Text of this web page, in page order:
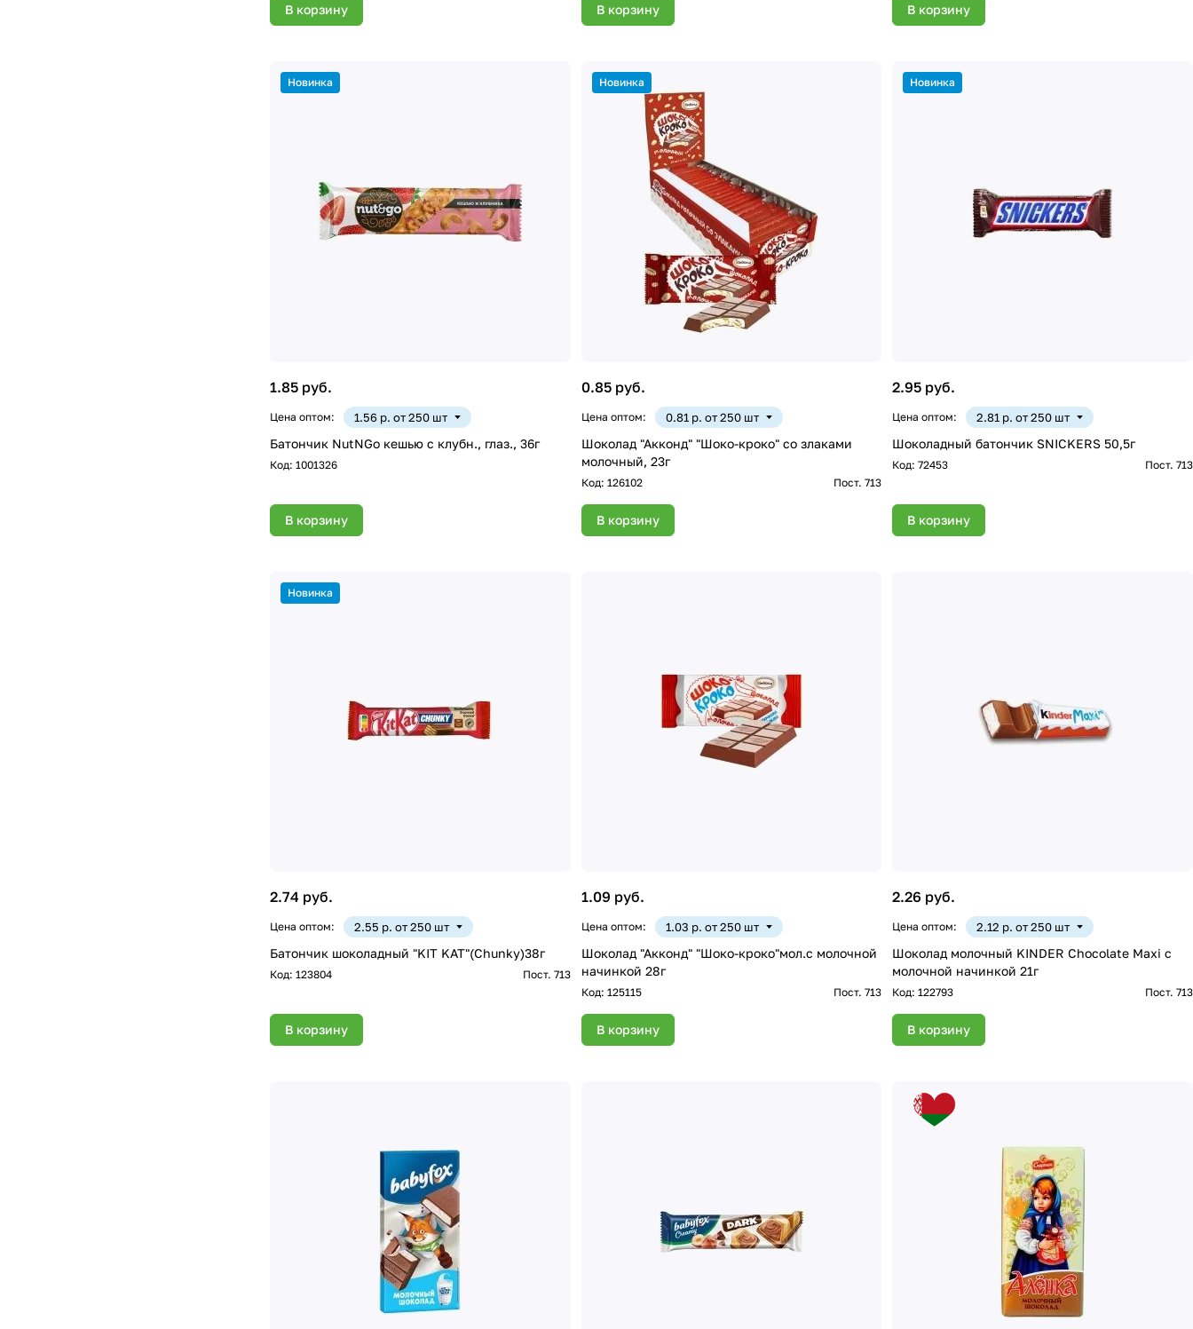
В корзину В корзину В корзину
Новинка
1.85 руб.
Цена оптом: 1.56 р. от 250 шт
Батончик NutNGo кешью с клубн., глаз., 36г
Код: 1001326
В корзину
Новинка
0.85 руб.
Цена оптом: 0.81 р. от 250 шт
Шоколад "Акконд" "Шоко-кроко" со злаками
молочный, 23г
Код: 126102 Пост. 713
В корзину
Новинка
2.95 руб.
Цена оптом: 2.81 р. от 250 шт
Шоколадный батончик SNICKERS 50,5г
Код:72453 Пост. 713
В корзину
Новинка
2.74 руб.
Цена оптом: 2.55 р. от 250 шт
Батончик шоколадный "KIT KAT"(Chunky)38г
Код: 123804 Пост. 713
В корзину
1.09 руб.
Цена оптом: 1.03 р. от 250 шт
Шоколад "Акконд" "Шоко-кроко"мол.с молочной
начинкой 28г
Код: 125115 Пост. 713
В корзину
2.26 руб.
Цена оптом: 2.12 р. от 250 шт
Шоколад молочный KINDER Chocolate Maxi c
молочной начинкой 21г
Код:122793 Пост. 713
В корзину